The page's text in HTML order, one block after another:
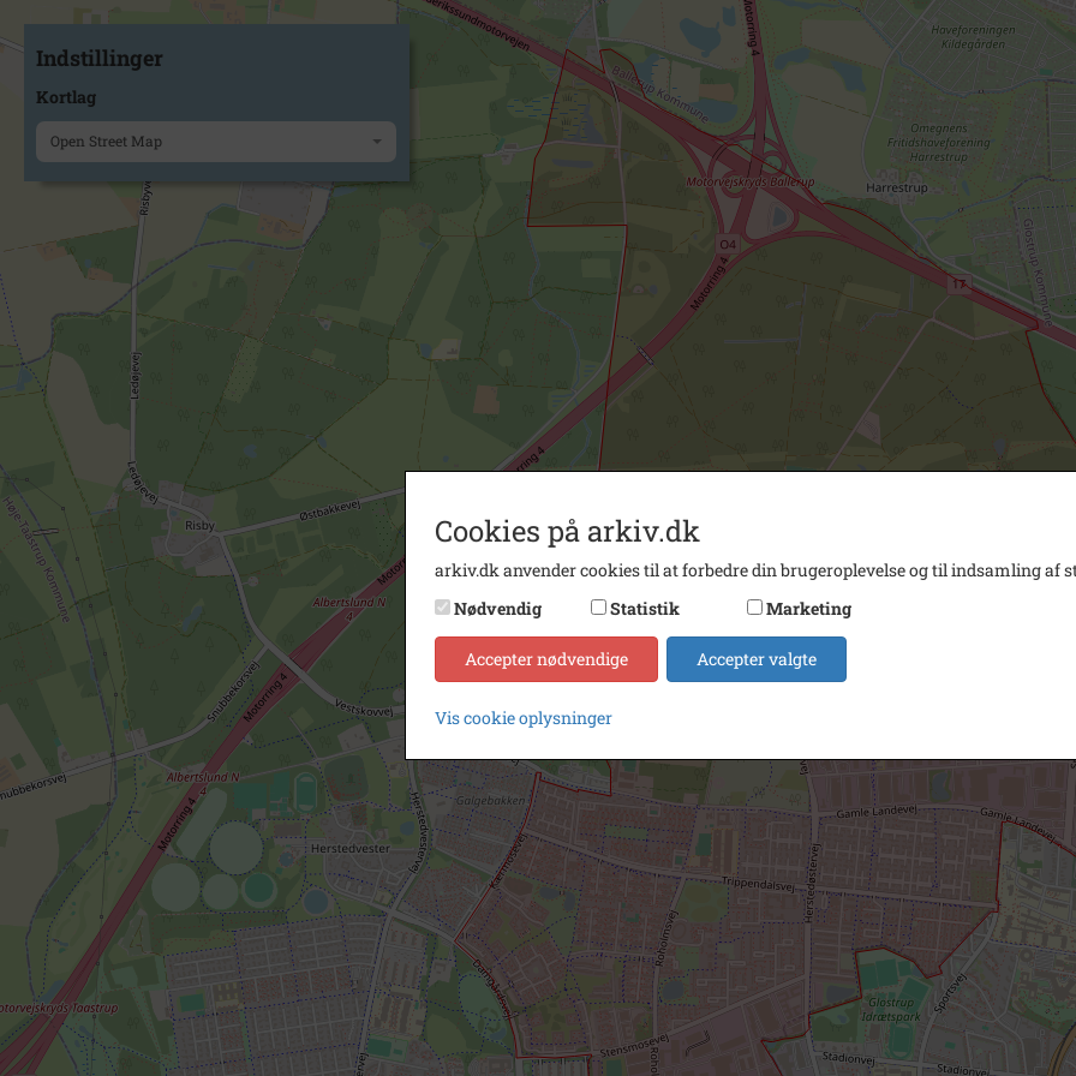
Indstillinger
Kortlag
Open Street Map
Cookies på arkiv.dk
arkiv.dk anvender cookies til at forbedre din brugeroplevelse og til indsamling af
Nødvendig
Statistik Marketing
Accepter nødvendige Accepter valgte
Vis cookie oplysninger